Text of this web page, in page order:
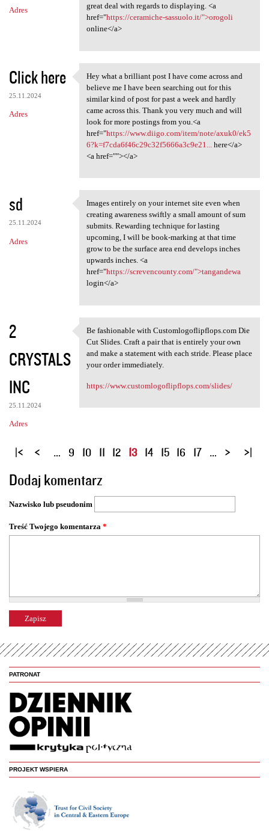
Adres
great deal with regards to displaying. <a
href="https://ceramiche-sassuolo.it/">orogoli
online</a>
Click here
25.11.2024
Adres
Hey what a brilliant post I
Hey what a brilliant post I have come across and
believe me I have been searching out for this
similar kind of post for past a week and hardly
came across this. Thank you very much and will
look for more postings from you.<a
href="https://www.diigo.com/item/note/axuk0/ek5
6?k=f7cda6f46c29c32f5666a3c9e21...
here</a>
<a href=""></a>
sd
25.11.2024
Adres
Images entirely on your
Images entirely on your internet site even when
creating awareness swiftly a small amount of sum
submits. Rewarding technique for lasting
upcoming, I will be book-marking at that time
grow to be the surface area end develops inches
upwards inches. <a
href="https://screvencounty.com/">tangandewa
login</a>
2
CRYSTALS
INC
25.11.2024
Adres
Be fashionable with
Be fashionable with Customlogoflipflops.com Die
Cut Slides. Craft a pair that is entirely your own
and make a statement with each stride. Please place
your order immediately.
https://www.customlogoflipflops.com/slides/
S
r
o
n
y
… 9 10 11 12 13 14 15 16 17 …
Dodaj komentarz
Nazwisko lub pseudonim
Treść Twojego komentarza *
PATRONAT
PROJEKT WSPIERA